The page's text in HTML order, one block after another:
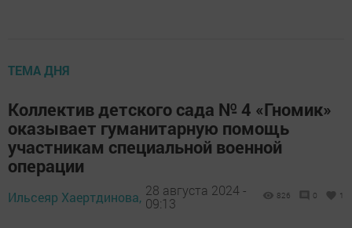
ТЕМА ДНЯ
Коллектив детского сада № 4 «Гномик»
оказывает гуманитарную помощь
участникам специальной военной
операции
Ильсеяр Хаертдинова, 28 августа 2024 -
09:13
826 0 1